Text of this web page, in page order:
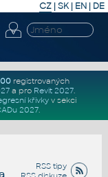
CZ | SK| EN | DE
registrovaných
a pro Revit 2027.
křivkyv sekci
2027.
RSS tipy